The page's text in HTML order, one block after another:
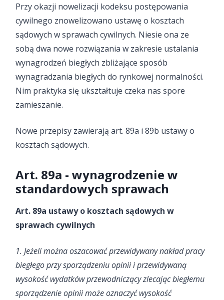
Przy okazji nowelizacji kodeksu postępowania
cywilnego znowelizowano ustawę o kosztach
sądowych w sprawach cywilnych. Niesie ona ze
sobą dwa nowe rozwiązania w zakresie ustalania
wynagrodzeń biegłych zbliżające sposób
wynagradzania biegłych do rynkowej normalności.
Nim praktyka się ukształtuje czeka nas spore
zamieszanie.
Nowe przepisy zawierają art. 89a i 89b ustawy o
kosztach sądowych.
Art. 89a - wynagrodzenie w
standardowych sprawach
Art. 89a ustawy o kosztach sądowych w
sprawach cywilnych
1. Jeżeli można oszacować przewidywany nakład pracy
biegłego przy sporządzeniu opinii i przewidywaną
wysokość wydatków przewodniczący zlecając biegłemu
sporządzenie opinii może oznaczyć wysokość